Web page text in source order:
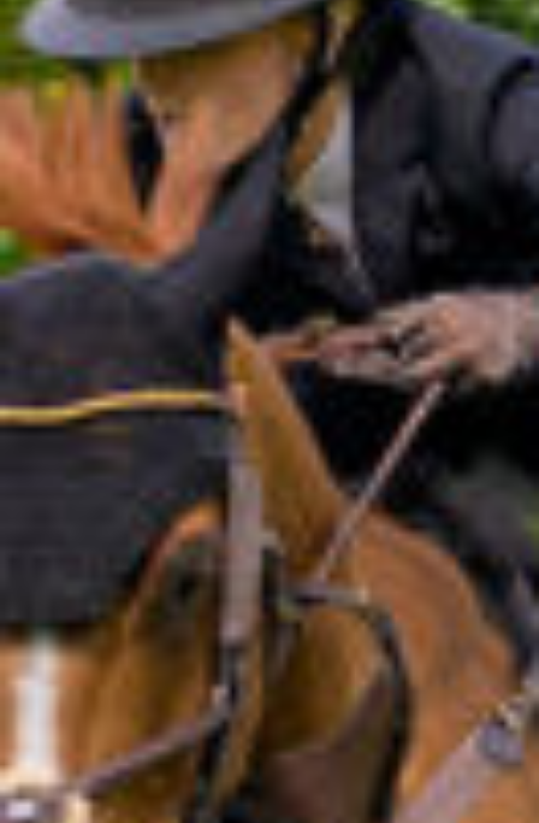
Pages Facilities
Aktuelles
Veranstaltungen
LGCT
Unternehmen
Über uns
LWEA